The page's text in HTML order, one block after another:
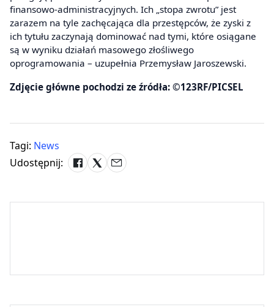
finansowo-administracyjnych. Ich „stopa zwrotu” jest
zarazem na tyle zachęcająca dla przestępców, że zyski z
ich tytułu zaczynają dominować nad tymi, które osiągane
są w wyniku działań masowego złośliwego
oprogramowania – uzupełnia Przemysław Jaroszewski.
Zdjęcie główne pochodzi ze źródła: ©123RF/PICSEL
Tagi: News
Udostępnij: